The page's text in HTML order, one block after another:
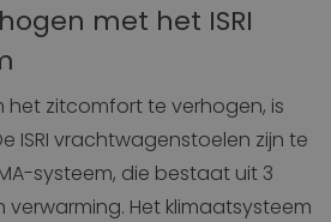
met het ISRI
het zitcomfort te verhogen, is
ISRI vrachtwagenstoelen zijn te
systeem, die bestaat uit 3
Het klimaatsysteem